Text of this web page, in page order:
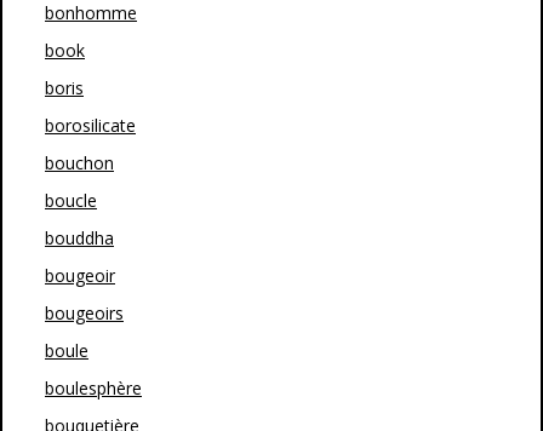
bonhomme
book
boris
borosilicate
bouchon
boucle
bouddha
bougeoir
bougeoirs
boule
boulesphère
bouquetière